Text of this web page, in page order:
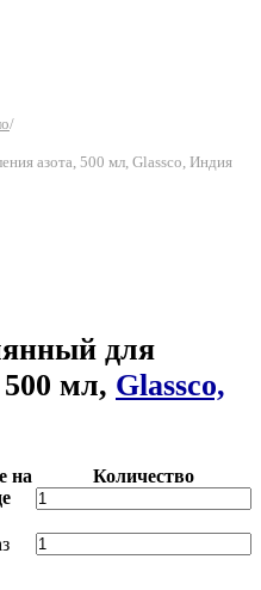
/
азота, 500 мл, Glassco, Индия
для
500 мл, Glassco,
на
Количество